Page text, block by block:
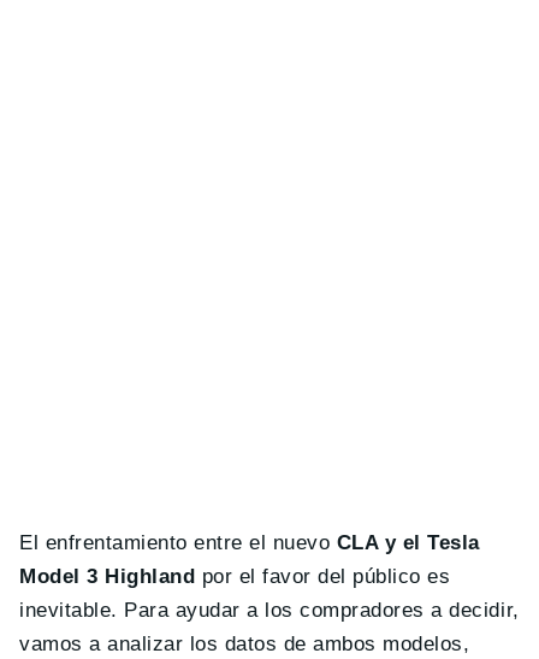
El enfrentamiento entre el nuevo CLA y el Tesla
Model 3 Highland por el favor del público es
inevitable. Para ayudar a los compradores a decidir,
vamos a analizar los datos de ambos modelos,